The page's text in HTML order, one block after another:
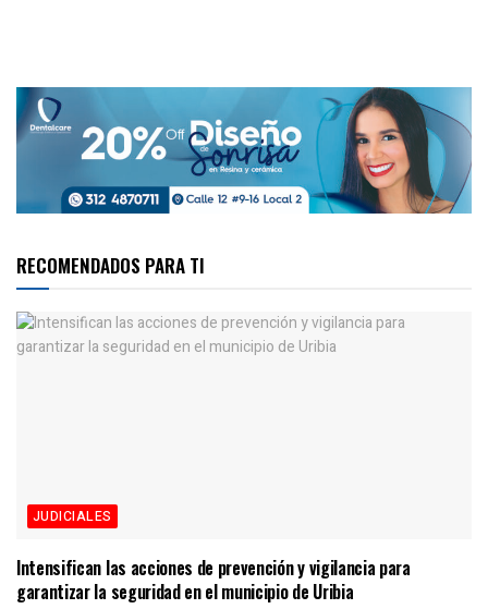
RECOMENDADOS PARA TI
JUDICIALES
Intensifican las acciones de prevención y vigilancia para
garantizar la seguridad en el municipio de Uribia